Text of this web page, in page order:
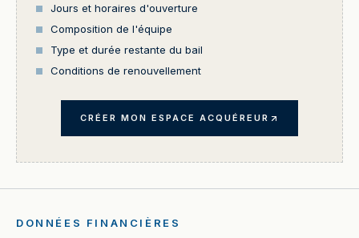
Jours et horaires d'ouverture
Composition de l'équipe
Type et durée restante du bail
Conditions de renouvellement
CRÉER MON ESPACE ACQUÉREUR
DONNÉES FINANCIÈRES